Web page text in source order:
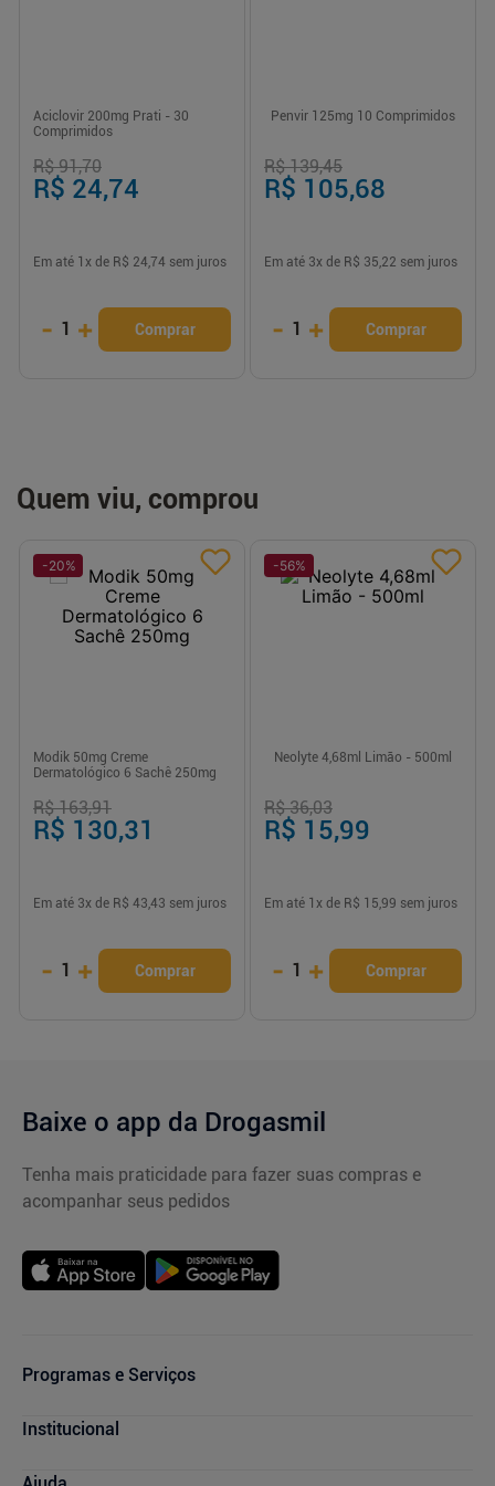
Aciclovir 200mg Prati - 30
Comprimidos
R$ 91,70
R$ 24,74
Em até 1 x de R$ 24,74 sem juros
- 1 + Comprar
Penvir 125mg 10 Comprimidos
R$ 139,45
R$ 105,68
Em até 3x de R$ 35,22 sem juros
- 1 + Comprar
Quem viu, comprou
-20%
Modik 50mg Creme
Dermatológico 6 Sachê 250mg
R$ 163,91
R$ 130,31
Em até 3x de R$ 43,43 sem juros
- 1 + Comprar
-56%
Neolyte 4,68ml Limão - 500ml
R$ 36,03
R$ 15,99
Em até 1 x de R$ 15,99 sem juros
- 1 + Comprar
Baixe o app da Drogasmil
Tenha mais praticidade para fazer suas compras e
acompanhar seus pedidos
Programas e Serviços
Cupons de Desconto
Consultas Médicas
Institucional
Blog Drogasmil